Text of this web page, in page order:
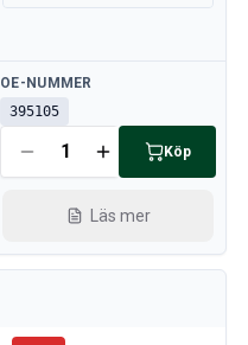
Tillgänglig
OE-NUMMER
395105
Köp
Läs mer